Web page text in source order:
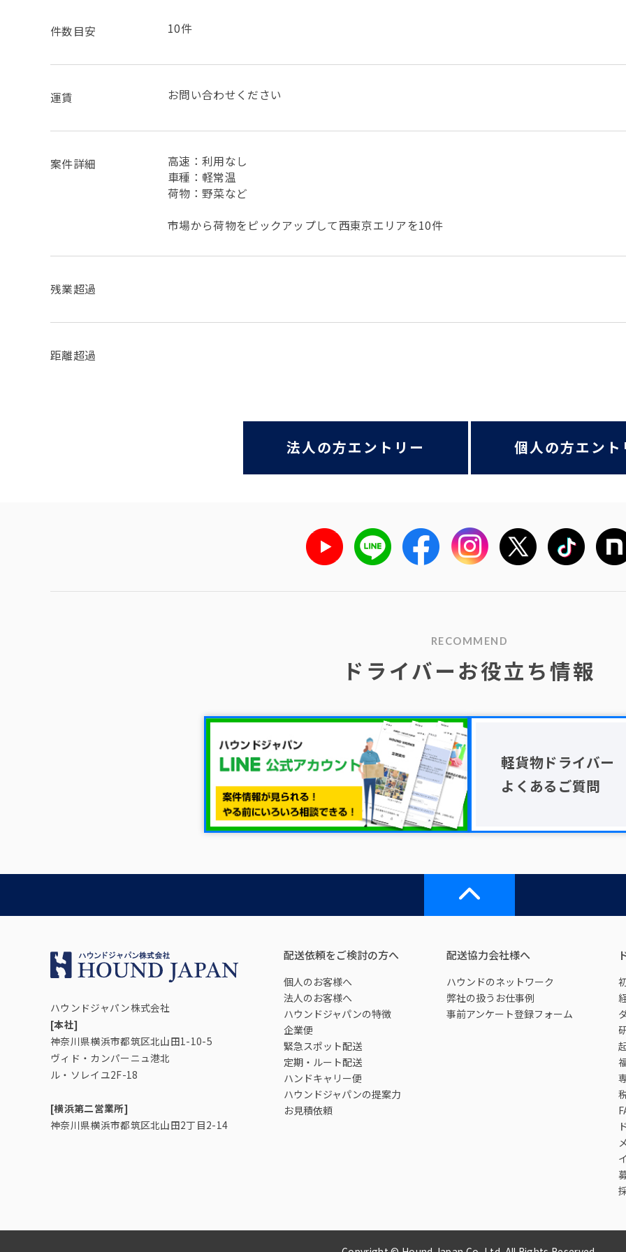
件数目安 10件
運賃 お問い合わせください
案件詳細
高速：利用なし
車種：軽常温
荷物：野菜など
市場から荷物をピックアップして西東京エリアを10件
残業超過
距離超過
法人の方エントリー 個人の方エント
RECOMMEND
ドライバーお役立ち情報
軽貨物ドライバー
よくあるご質問
ハウンドジャパン株式会社
[本社]
神奈川県横浜市都筑区北山田1-10-5
ヴィド・カンパーニュ港北
ル・ソレイユ2F-18
[横浜第二営業所]
神奈川県横浜市都筑区北山田2丁目2-14
配送依頼をご検討の方へ
個人のお客様へ
法人のお客様へ
ハウンドジャパンの特徴
企業便
緊急スポット配送
定期・ルート配送
ハンドキャリー便
ハウンドジャパンの提案力
お見積依頼
配送協力会社様へ
ハウンドのネットワーク
弊社の扱うお仕事例
事前アンケート登録フォーム